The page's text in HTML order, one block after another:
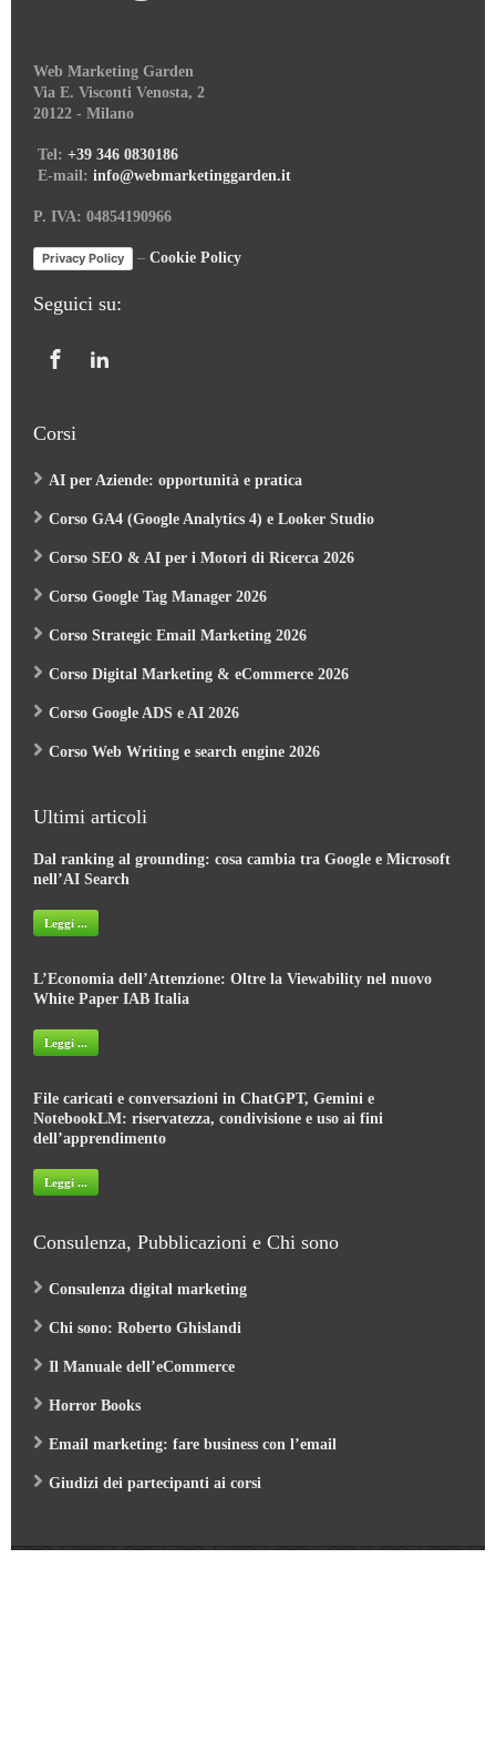
Web Marketing Garden
Via E. Visconti Venosta, 2
20122 - Milano
Tel: +39 346 0830186
E-mail: info@webmarketinggarden.it
P. IVA: 04854190966
Privacy Policy – Cookie Policy
Seguici su:
Corsi
AI per Aziende: opportunità e pratica
Corso GA4 (Google Analytics 4) e Looker Studio
Corso SEO & AI per i Motori di Ricerca 2026
Corso Google Tag Manager 2026
Corso Strategic Email Marketing 2026
Corso Digital Marketing & eCommerce 2026
Corso Google ADS e AI 2026
Corso Web Writing e search engine 2026
Ultimi articoli
Dal ranking al grounding: cosa cambia tra Google e Microsoft
nell’AI Search
Leggi ...
L’Economia dell’Attenzione: Oltre la Viewability nel nuovo
White Paper IAB Italia
Leggi ...
File caricati e conversazioni in ChatGPT, Gemini e
NotebookLM: riservatezza, condivisione e uso ai fini
dell’apprendimento
Leggi ...
Consulenza, Pubblicazioni e Chi sono
Consulenza digital marketing
Chi sono: Roberto Ghislandi
Il Manuale dell’eCommerce
Horror Books
Email marketing: fare business con l’email
Giudizi dei partecipanti ai corsi